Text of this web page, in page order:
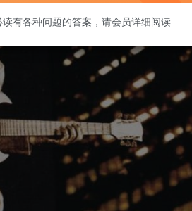
有各种问题的答案，请会员详细阅读